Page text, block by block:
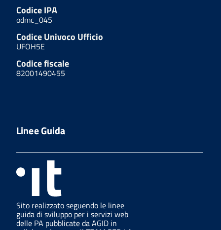
Codice IPA
odmc_045
Codice Univoco Ufficio
UFOH5E
Codice fiscale
82001490455
Linee Guida
Sito realizzato seguendo le linee
guida di sviluppo per i servizi web
delle PA pubblicate da AGID in